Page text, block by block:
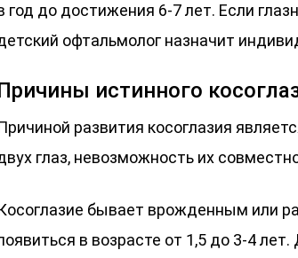
год до достижения 6-7 лет. Если
офтальмолог назначит
истинного
развития косоглазия
глаз, невозможность их
бывает врожденным или
в возрасте от 1,5 до 3-4